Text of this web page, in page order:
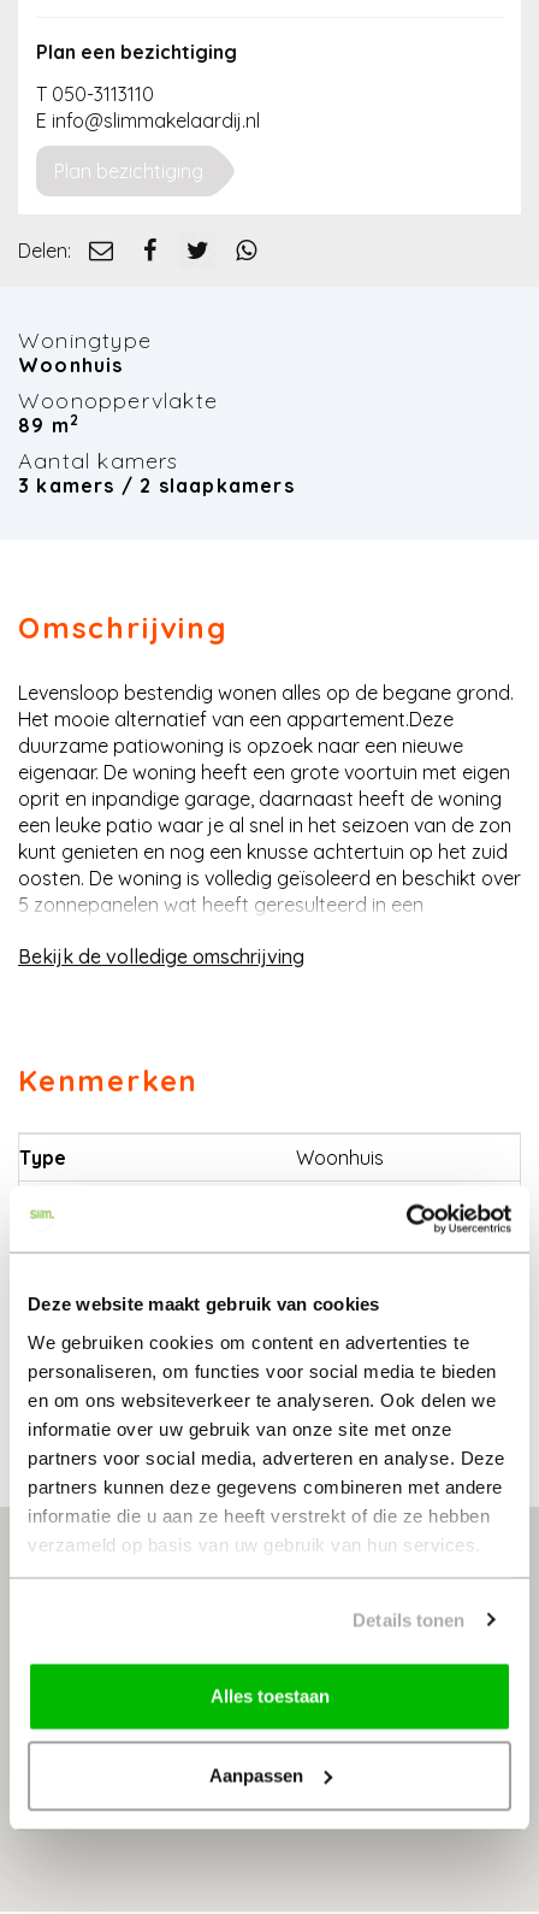
Deze website maakt gebruik van cookies
We gebruiken cookies om content en advertenties te
personaliseren, om functies voor social media te bieden
en om ons websiteverkeer te analyseren. Ook delen we
informatie over uw gebruik van onze site met onze
partners voor social media, adverteren en analyse. Deze
partners kunnen deze gegevens combineren met andere
informatie die u aan ze heeft verstrekt of die ze hebben
verzameld op basis van uw gebruik van hun services.
Details tonen
Alles toestaan
Aanpassen
Contact
Plan een bezichtiging
T 050-3113110
E info@slimmakelaardij.nl
Plan bezichtiging
Delen:
Woningtype
Woonhuis
Woonoppervlakte
89 m 2
Aantal kamers
3 kamers / 2 slaapkamers
Omschrijving
Levensloop bestendig wonen alles op de begane grond.
Het mooie alternatief van een appartement.Deze
duurzame patiowoning is opzoek naar een nieuwe
eigenaar. De woning heeft een grote voortuin met eigen
oprit en inpandige garage, daarnaast heeft de woning
een leuke patio waar je al snel in het seizoen van de zon
kunt genieten en nog een knusse achtertuin op het zuid
oosten. De woning is volledig geïsoleerd en beschikt over
5 zonnepanelen wat heeft geresulteerd in een
voorzieningen, zoals winkels, sportfaciliteiten en
Ruskeveenseplas ligt op loopafstand.Indeling: entree/hal
met meterkast en toegang tot de garage, woonkamer
uitkijken op de patio. De keuken is netjes en voorzien van
inbouwapparatuur zoals, oven, 4-pits gaskookplaat en
Naast de keuken zit een handige bijkeuken van ca 2m²
voor extra opslag en de wasmachine aansluiting.
badkamer van ca 5m² met een ligbad, douche en
slaapkamers van ca 10m². Aan de achterzijde is nog een
praktische hal die toegang geeft tot de achtertuin
gelegen op het zuidoosten.- Wonen op de begane
grond met veel buitenruimte - Energielabel B met 5
zonnepanelen - Eigen oprit met inpandige garage
omschrijving
Kenmerken
Type
Woonhuis
Hoofdfunctie
Bouwvorm
bestaande bouw
Woonoppervlakte
89 m²
Energielabel
B
Bouwperiode
1994